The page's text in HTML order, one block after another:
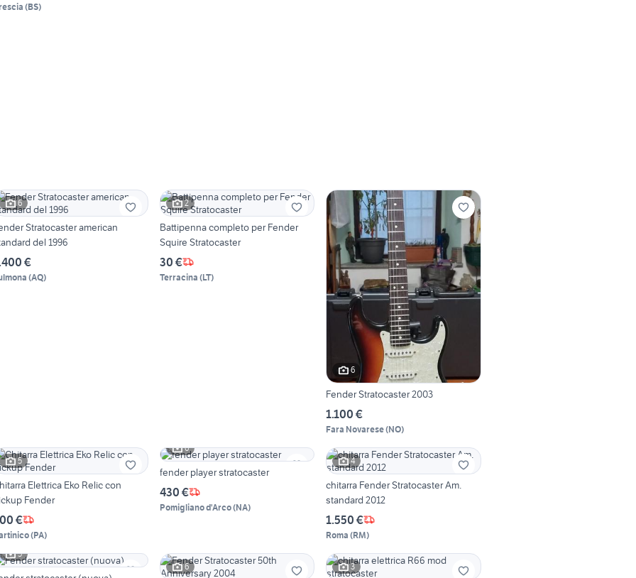
(BS)
6
Stratocaster american
standard del 1996
€
(AQ)
2
Battipenna completo per Fender
Squire Stratocaster
30 €
Terracina (LT)
6
Fender Stratocaster 2003
1.100 €
Fara Novarese(NO)
5
Elettrica Eko Relic con
Fender
€
(PA)
6
fender player stratocaster
430 €
Pomigliano d'Arco(NA)
4
chitarra Fender Stratocaster Am.
standard 2012
1.550 €
Roma (RM)
5
6 3